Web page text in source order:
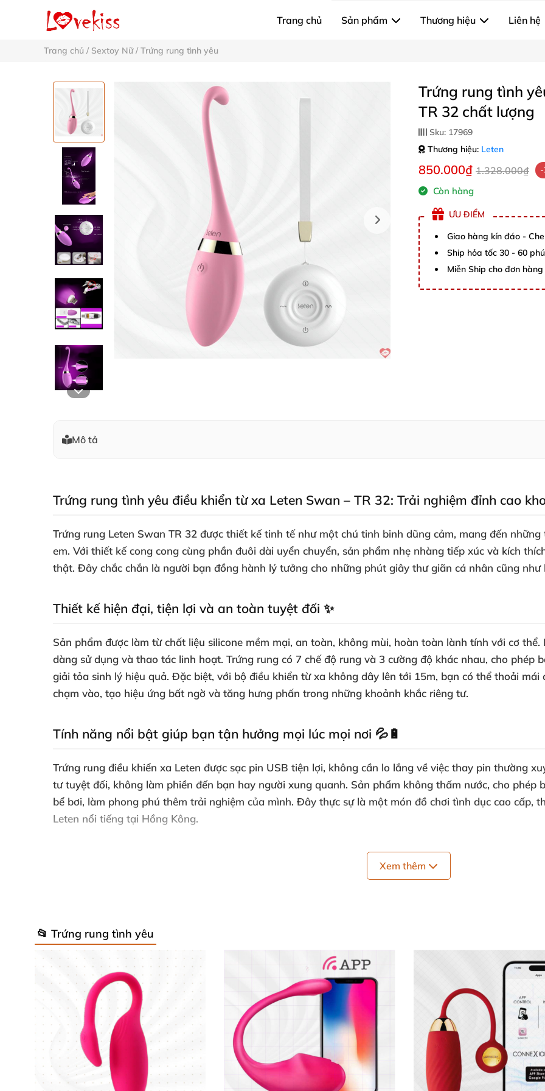
Trang chủ Sản phẩm Thương hiệu Liên hệ
Trang chủ / Sextoy Nữ/ Trứng rung tình yêu
Trứng rung tình
TR 32 chất lượng
Sku: 17969
Thương hiệu: Leten
850.000₫ 1.328.000₫
Còn hàng
ƯU ĐIỂM
Giao hàng kín đáo -
Ship hỏa tốc 30 - 60
Miễn Ship cho đơn
Mô tả
Trứng rung tình yêu điều khiển từ xa Leten Swan – TR 32: Trải nghiệm đỉnh cao
Trứng rung Leten Swan TR 32 được thiết kế tinh tế như một chú tinh binh dũng cảm, mang đến
em. Với thiết kế cong cong cùng phần đuôi dài uyển chuyển, sản phẩm nhẹ nhàng tiếp xúc và kích
thật. Đây chắc chắn là người bạn đồng hành lý tưởng cho những phút giây thư giãn cá nhân cũng như
Thiết kế hiện đại, tiện lợi và an toàn tuyệt đối ✨
Sản phẩm được làm từ chất liệu silicone mềm mại, an toàn, không mùi, hoàn toàn lành tính với cơ
dàng sử dụng và thao tác linh hoạt. Trứng rung có 7 chế độ rung và 3 cường độ khác nhau, cho phép
giải tỏa sinh lý hiệu quả. Đặc biệt, với bộ điều khiển từ xa không dây lên tới 15m, bạn có thể thoải
chạm vào, tạo hiệu ứng bất ngờ và tăng hưng phấn trong những khoảnh khắc riêng tư.
Tính năng nổi bật giúp bạn tận hưởng mọi lúc mọi nơi 💦🔋
Trứng rung điều khiển xa Leten được sạc pin USB tiện lợi, không cần lo lắng về việc thay pin thường
tư tuyệt đối, không làm phiền đến bạn hay người xung quanh. Sản phẩm không thấm nước, cho
bể bơi, làm phong phú thêm trải nghiệm của mình. Đây thực sự là một món đồ chơi tình dục cao cấp,
Leten nổi tiếng tại Hồng Kông.
Sạc đầy pin trong 1–2 tiếng trước khi dùng để sản phẩm hoạt động ổn định.
Lựa chọn chế độ rung phù hợp và tắt máy khi đạt cảm xúc đỉnh điểm.
Bảo quản nơi khô ráo, tránh ánh nắng trực tiếp để duy trì tuổi thọ thiết bị.
Nhận xét khách hàng về trứng rung Leten Swan
Xem thêm
📂 Trứng rung tình yêu